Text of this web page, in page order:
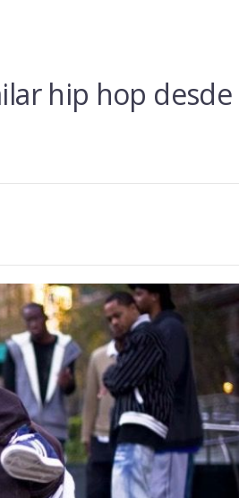
hip hop desde